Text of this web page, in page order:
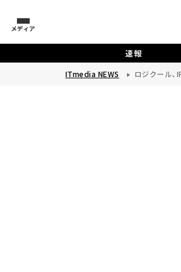
メディア
速報
ITmedia NEWS ロジクール